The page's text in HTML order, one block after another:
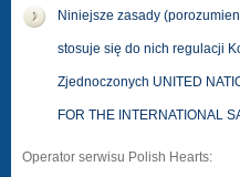
Niniejsze zasady
stosuje się do nich regulacji
Zjednoczonych UNITED
FOR THE INTERNATIONAL
Operator serwisu Polish Hearts: